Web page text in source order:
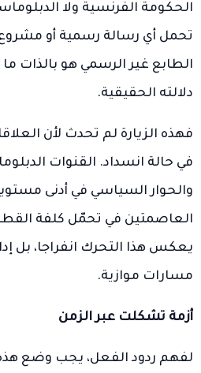
الحكومة الفرنسية ولا
تحمل أي رسالة رسمية أو
الطابع غير الرسمي هو بالذات
دلالته الحقيقية.
فهذه الزيارة لم تحدث لأن
في حالة انسداد. القنوات
والحوار السياسي في أدنى
العاصمتين في تحمّل كلفة
يعكس هذا التحرك انفراجا، بل
مسارات موازية.
أزمة تشكلت عبر الزمن
لفهم ردود الفعل، يجب وضع هذه